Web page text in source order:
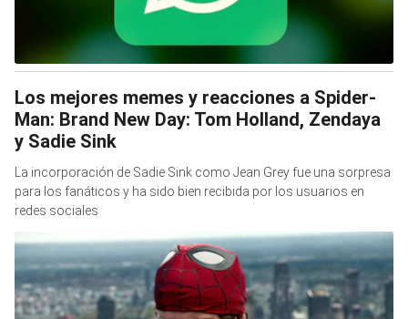
Los mejores memes y reacciones a Spider-
Man: Brand New Day: Tom Holland, Zendaya
y Sadie Sink
La incorporación de Sadie Sink como Jean Grey fue una sorpresa
para los fanáticos y ha sido bien recibida por los usuarios en
redes sociales